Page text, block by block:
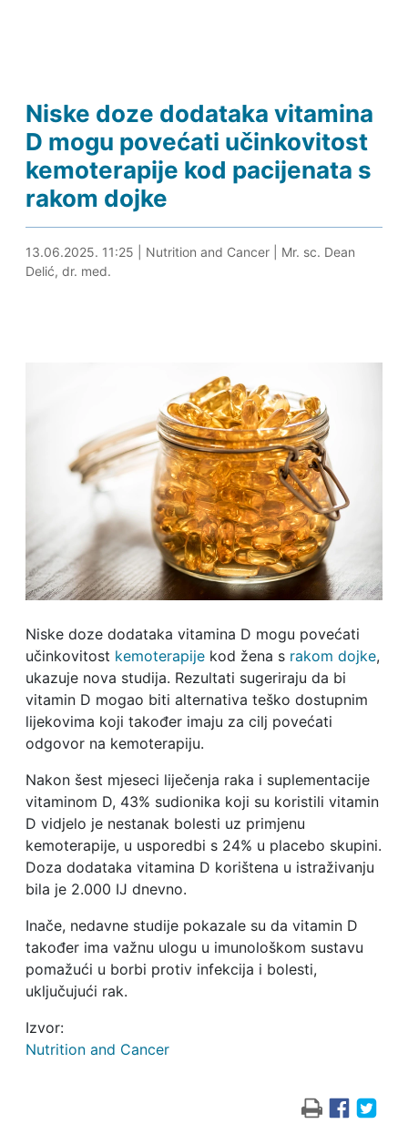
Niske doze dodataka vitamina
D mogu povećati učinkovitost
kemoterapije kod pacijenata s
rakom dojke
13.06.2025. 11:34
13.06.2025. 11:25 Nutrition and Cancer| Mr. sc. Dean
Delić, dr. med.
Niske doze dodataka vitamina D mogu povećati
učinkovitost kemoterapijekod žena s rakom dojke,
ukazuje nova studija. Rezultati sugeriraju da bi
vitamin D mogao biti alternativa teško dostupnim
lijekovima koji također imaju za cilj povećati
odgovor na kemoterapiju.
Nakon šest mjeseci liječenja raka i suplementacije
vitaminom D, 43% sudionika koji su koristili vitamin
D vidjelo je nestanak bolesti uz primjenu
kemoterapije, u usporedbi s 24% u placebo skupini.
Doza dodataka vitamina D korištena u istraživanju
bila je 2.000 IJ dnevno.
Inače, nedavne studije pokazale su da vitamin D
također ima važnu ulogu u imunološkom sustavu
pomažući u borbi protiv infekcija i bolesti,
uključujući rak.
Izvor:
Nutrition and Cancer